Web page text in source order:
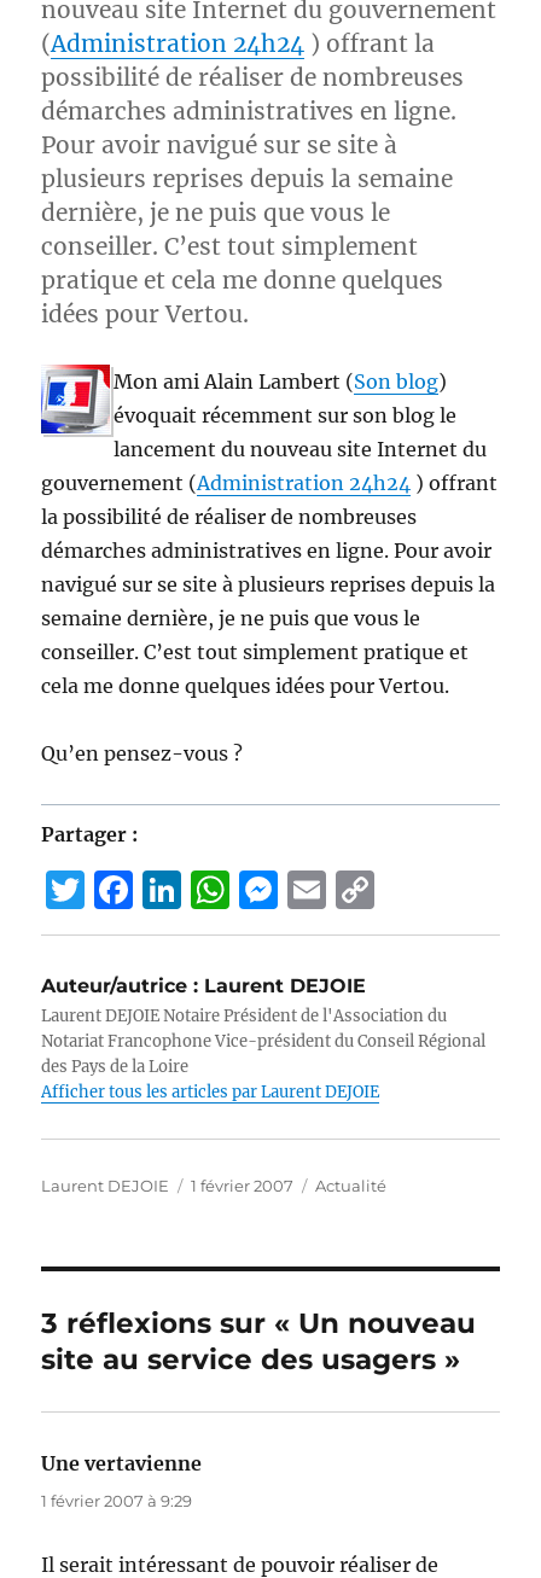
nouveau site Internet du gouvernement
(Administration 24h24 ) offrant la
possibilité de réaliser de nombreuses
démarches administratives en ligne.
Pour avoir navigué sur se site à
plusieurs reprises depuis la semaine
dernière, je ne puis que vous le
conseiller. C’est tout simplement
pratique et cela me donne quelques
idées pour Vertou.
Mon ami Alain Lambert (Son blog)
évoquait récemment sur son blog le
lancement du nouveau site Internet du
gouvernement (Administration 24h24 ) offrant
la possibilité de réaliser de nombreuses
démarches administratives en ligne. Pour avoir
navigué sur se site à plusieurs reprises depuis la
semaine dernière, je ne puis que vous le
conseiller. C’est tout simplement pratique et
cela me donne quelques idées pour Vertou.
Qu’en pensez-vous ?
Partager :
T
w
it
te
r
F
a
c
e
b
o
Li
n
e
d
I
W
h
s
A
p
M
e
ss
e
n
g
E
m
ai
l
o
y
Li
n
Auteur/autrice : Laurent DEJOIE
Laurent DEJOIE Notaire Président de l'Association du
Notariat Francophone Vice-président du Conseil Régional
des Pays de la Loire
Afficher tous les articles par Laurent DEJOIE
Auteur
Laurent DEJOIE
Publié
1 février 2007 Catégories
Actualité
3 réflexions sur « Un nouveau
site au service des usagers »
Une vertavienne
1 février 2007 à 9:29
Il serait intéressant de pouvoir réaliser de